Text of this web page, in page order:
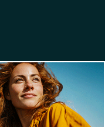
Nutzungsbedingungen